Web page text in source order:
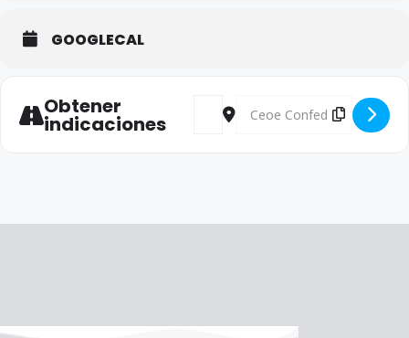
GOOGLECAL
Obtener
indicaciones
Address - Comisión de Economía y
Destination Address -